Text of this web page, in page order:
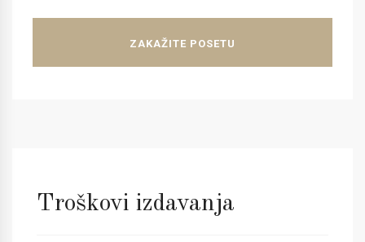
ZAKAŽITE POSETU
Troškovi izdavanja